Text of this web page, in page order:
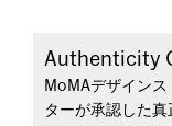
Authenticity
MoMAデザイン
ターが承認した真